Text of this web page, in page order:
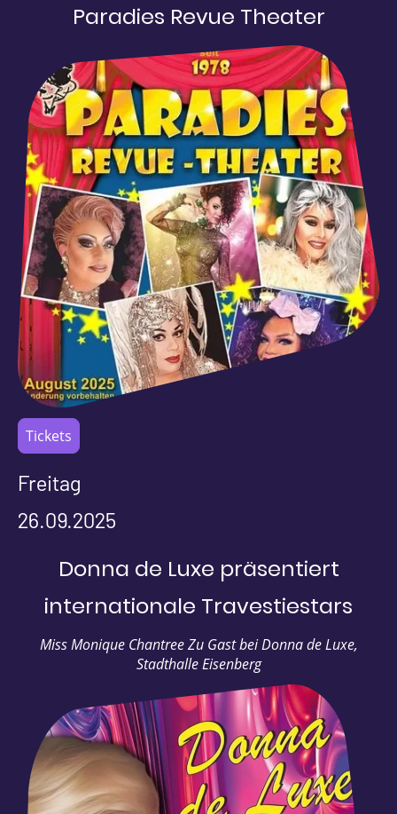
Paradies Revue Theater
Tickets
Freitag
26.09.2025
Donna de Luxe präsentiert
internationale Travestiestars
Miss Monique Chantree Zu Gast bei Donna de Luxe,
Stadthalle Eisenberg